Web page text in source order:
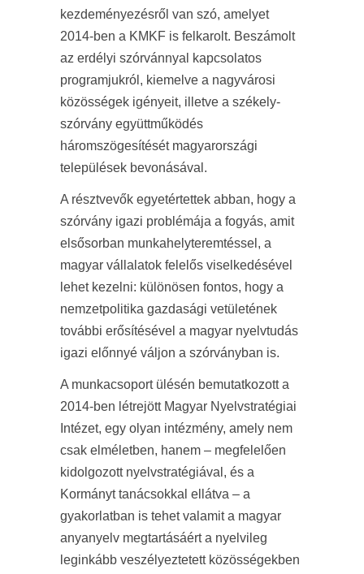
kezdeményezésről van szó, amelyet
2014-ben a KMKF is felkarolt. Beszámolt
az erdélyi szórvánnyal kapcsolatos
programjukról, kiemelve a nagyvárosi
közösségek igényeit, illetve a székely-
szórvány együttműködés
háromszögesítését magyarországi
települések bevonásával.
A résztvevők egyetértettek abban, hogy a
szórvány igazi problémája a fogyás, amit
elsősorban munkahelyteremtéssel, a
magyar vállalatok felelős viselkedésével
lehet kezelni: különösen fontos, hogy a
nemzetpolitika gazdasági vetületének
további erősítésével a magyar nyelvtudás
igazi előnnyé váljon a szórványban is.
A munkacsoport ülésén bemutatkozott a
2014-ben létrejött Magyar Nyelvstratégiai
Intézet, egy olyan intézmény, amely nem
csak elméletben, hanem – megfelelően
kidolgozott nyelvstratégiával, és a
Kormányt tanácsokkal ellátva – a
gyakorlatban is tehet valamit a magyar
anyanyelv megtartásáért a nyelvileg
leginkább veszélyeztetett közösségekben